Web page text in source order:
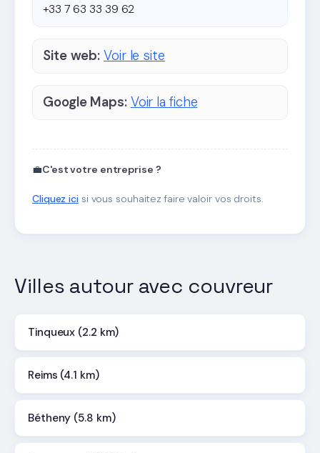
+33 7 63 33 39 62
Site web: Voir le site
Google Maps: Voir la fiche
💼C'est votre entreprise ?
Cliquez icisi vous souhaitez faire valoir vos droits.
Villes autour avec couvreur
Tinqueux (2.2 km)
Reims (4.1 km)
Bétheny (5.8 km)